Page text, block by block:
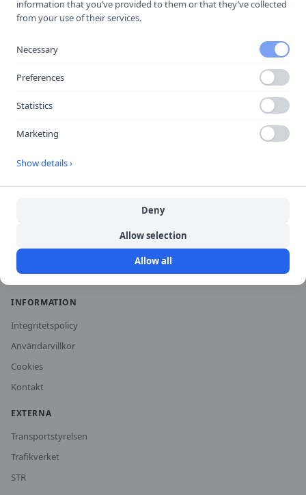
Jämför trafikskolor
Kalkylator
Trafikskolor
Vägmärken
Halkbanor
Lokala guider
Om oss
Vanliga frågor
INFORMATION
Integritetspolicy
Användarvillkor
Cookies
Kontakt
EXTERNA
Transportstyrelsen
Trafikverket
STR
information that you’ve provided to them or that they’ve collected
from your use of their services.
Necessary
Preferences
Statistics
Marketing
Show details ›
Deny
Allow selection
Allow all